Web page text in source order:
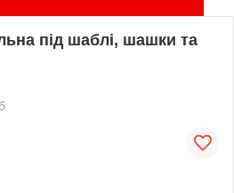
під шаблі, шашки та